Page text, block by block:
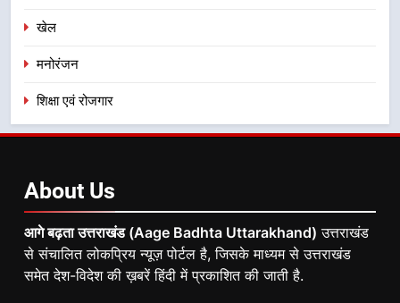
खेल
मनोरंजन
शिक्षा एवं रोजगार
About Us
आगे बढ़ता उत्तराखंड (Aage Badhta Uttarakhand) उत्तराखंड
से संचालित लोकप्रिय न्यूज़ पोर्टल है, जिसके माध्यम से उत्तराखंड
समेत देश-विदेश की ख़बरें हिंदी में प्रकाशित की जाती है.